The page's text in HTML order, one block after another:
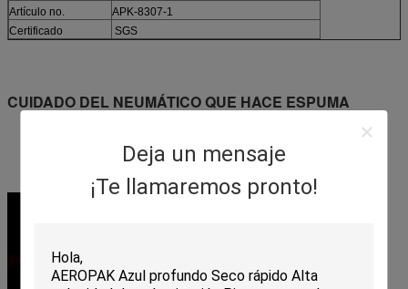
Deja un mensaje
¡Te llamaremos pronto!
Artículo no.
APK-8307-1
Certificado
SGS
CUIDADO DEL NEUMÁTICO QUE HACE ESPUMA
Disuelve la película de la suciedad, del aceite y del camino